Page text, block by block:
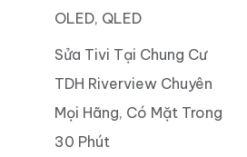
OLED, QLED
Sửa Tivi Tại Chung Cư
TDH Riverview Chuyên
Mọi Hãng, Có Mặt Trong
30 Phút